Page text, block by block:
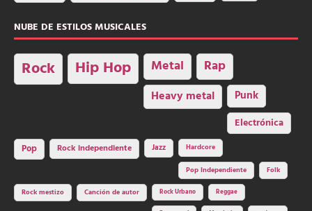
NUBE DE ESTILOS MUSICALES
Rock Hip Hop Metal Rap
Heavy metal Punk
Electrónica
Pop Rock independiente Jazz Hardcore
Pop Independiente Folk
Rock mestizo Canción de autor Rock Urbano Reggae